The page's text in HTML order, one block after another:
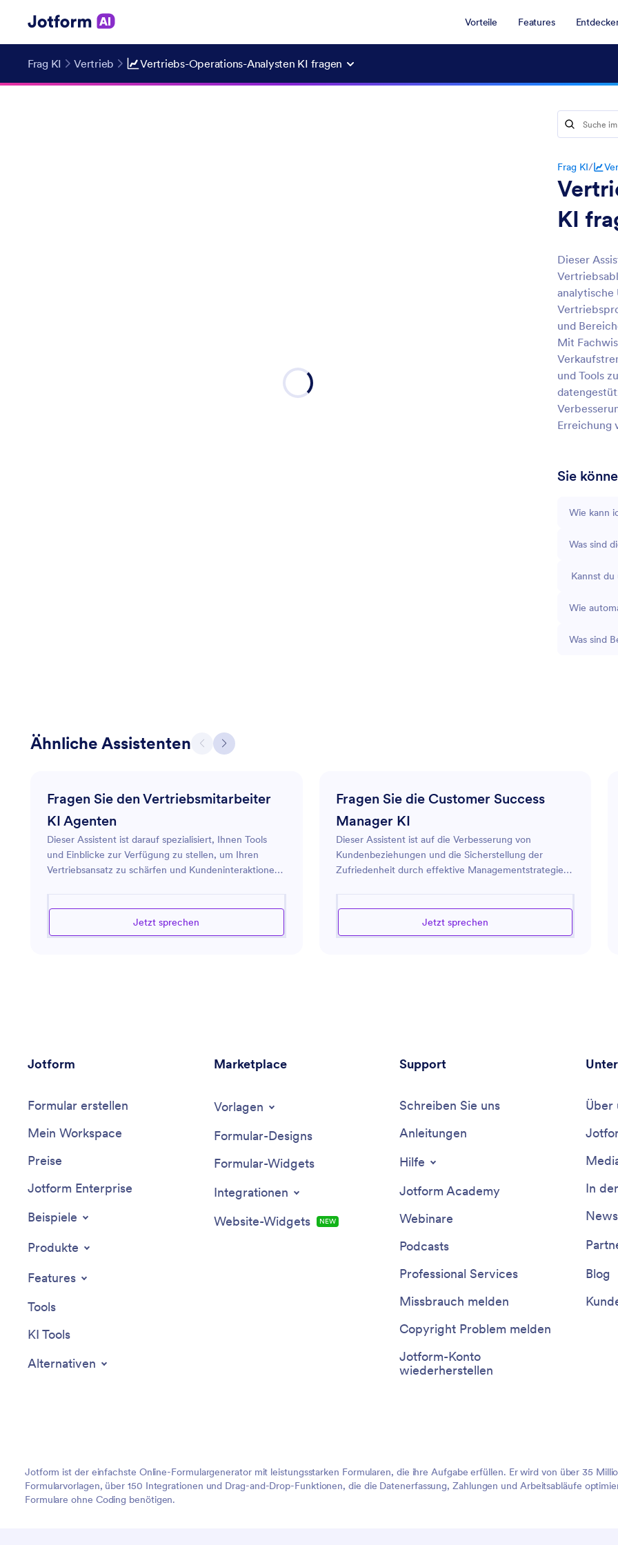
Vorteile Features
Frag KI Vertrieb Vertriebs-Operations-Analysten KI fragen
Frag KI/
KI
Dieser
analytische
und
Mit
und Tools
Erreichung
Sie
Wie kann
Was sind
Kannst du
Wie
Was sind
Ähnliche Assistenten
Fragen Sie den Vertriebsmitarbeiter
KI Agenten
Dieser Assistent ist darauf spezialisiert, Ihnen Tools
und Einblicke zur Verfügung zu stellen, um Ihren
Vertriebsansatz zu schärfen und Kundeninteraktionen
zur Verbesserung von Kundenbeziehungen suchen,
dieser Assistent ist ausgestattet, Sie zu führen. Mit
Jetzt sprechen
Fragen Sie die Customer Success
Manager KI
Dieser Assistent ist auf die Verbesserung von
Kundenbeziehungen und die Sicherstellung der
Zufriedenheit durch effektive Managementstrategien
Prozessen, der Lösung kundenbezogener Probleme
und der Erhöhung der Servicestandard. Egal, ob es um
Jetzt sprechen
Jotform
Formular erstellen
Mein Workspace
Preise
Jotform Enterprise
Beispiele
Produkte
Features
Tools
KI Tools
Alternativen
Marketplace
Vorlagen
Formular-Designs
Formular-Widgets
Integrationen
Website-Widgets
NEW
Support
Schreiben Sie uns
Anleitungen
Hilfe
Jotform Academy
Webinare
Podcasts
Professional Services
Missbrauch melden
Copyright Problem melden
Jotform-Konto
wiederherstellen
Über
In
Blog
Jotform ist der einfachste Online-Formulargenerator mit leistungsstarken Formularen, die ihre Aufgabe erfüllen. Er wird von über 35
Formularvorlagen, über 150 Integrationen und Drag-and-Drop-Funktionen, die die Datenerfassung, Zahlungen und Arbeitsabläufe
Formulare ohne Coding benötigen.